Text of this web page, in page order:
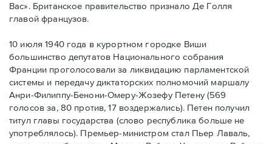
Вас». Британское правительство признало Де Голля
главой французов.
10 июля 1940 года в курортном городке Виши
большинство депутатов Национального собрания
Франции проголосовали за ликвидацию парламентской
системы и передачу диктаторских полномочий маршалу
Анри-Филиппу-Бенони-Омеру-Жозефу Петену (569
голосов за, 80 против, 17 воздержались). Петен получил
титул главы государства (слово республика больше не
употреблялось). Премьер-министром стал Пьер Лаваль,